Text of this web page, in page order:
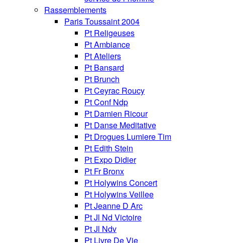
Rassemblements
Paris Toussaint 2004
Pt Religeuses
Pt Ambiance
Pt Ateliers
Pt Bansard
Pt Brunch
Pt Ceyrac Roucy
Pt Conf Ndp
Pt Damien Ricour
Pt Danse Meditative
Pt Drogues Lumiere Tim
Pt Edith Stein
Pt Expo Didier
Pt Fr Bronx
Pt Holywins Concert
Pt Holywins Veillee
Pt Jeanne D Arc
Pt Jl Nd Victoire
Pt Jl Ndv
Pt Livre De Vie